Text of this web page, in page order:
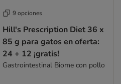
9 opciones
Hill's Prescription Diet 36 x
85 g para gatos en oferta:
24 + 12 ¡gratis!
Gastrointestinal Biome con pollo